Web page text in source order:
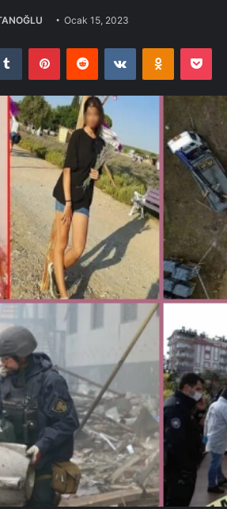
Ocak 15, 2023
Tumblr PinterestReddit VKontakte